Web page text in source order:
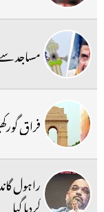
مساجد سے
فراق
راہول
کردیا گیا